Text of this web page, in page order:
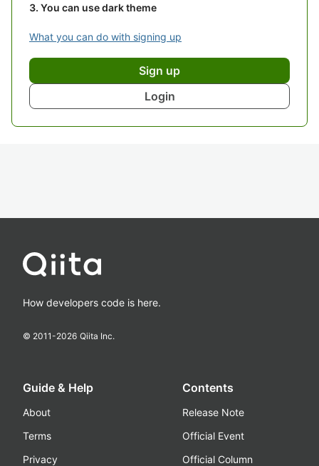
You can use dark theme
What you can do with signing up
Sign up
Login
How developers code is here.
© 2011-2026 Qiita Inc.
Guide & Help
About
Terms
Privacy
Contents
Release Note
Official Event
Official Column